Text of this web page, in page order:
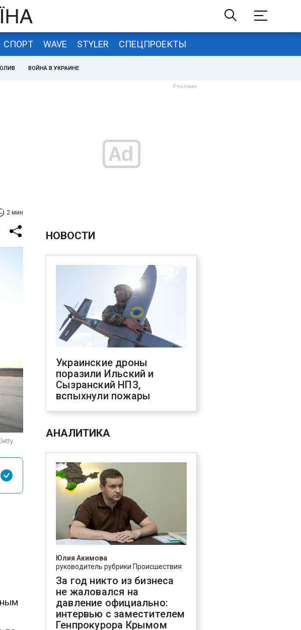
СПОРТ WAVE STYLER СПЕЦПРОЕКТЫ
ВОЙНА В УКРАИНЕ
2 мин
НОВОСТИ
Украинские дроны
поразили Ильский и
Сызранский НПЗ,
вспыхнули пожары
АНАЛИТИКА
Юлия Акимова
руководитель рубрики Происшествия
За год никто из бизнеса
не жаловался на
давление официально:
интервью с заместителем
Генпрокурора Крымом